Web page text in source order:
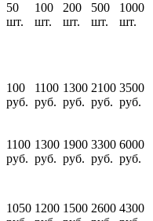
50
шт.
100
шт.
200
шт.
500
шт.
1000
шт.
100
руб.
1100
руб.
1300
руб.
2100
руб.
3500
руб.
1100
руб.
1300
руб.
1900
руб.
3300
руб.
6000
руб.
1050 1200 1500 2600 4300